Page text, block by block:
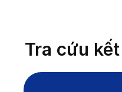
Tra cứu